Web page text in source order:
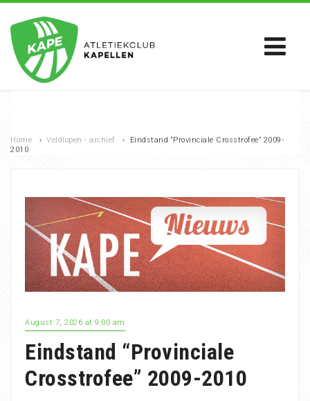
Home › Veldlopen - archief ›
Eindstand “Provinciale Crosstrofee” 2009-
2010
August 7, 2026 at 9:00 am
Eindstand “Provinciale
Crosstrofee” 2009-2010